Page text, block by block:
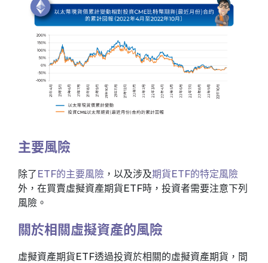
主要風險
除了 ETF的主要風險 ，以及涉及期貨ETF的特定風險
外，在買賣虛擬資產期貨ETF時，投資者需要注意下列
風險。
關於相關虛擬資產的風險
虛擬資產期貨ETF透過投資於相關的虛擬資產期貨，間